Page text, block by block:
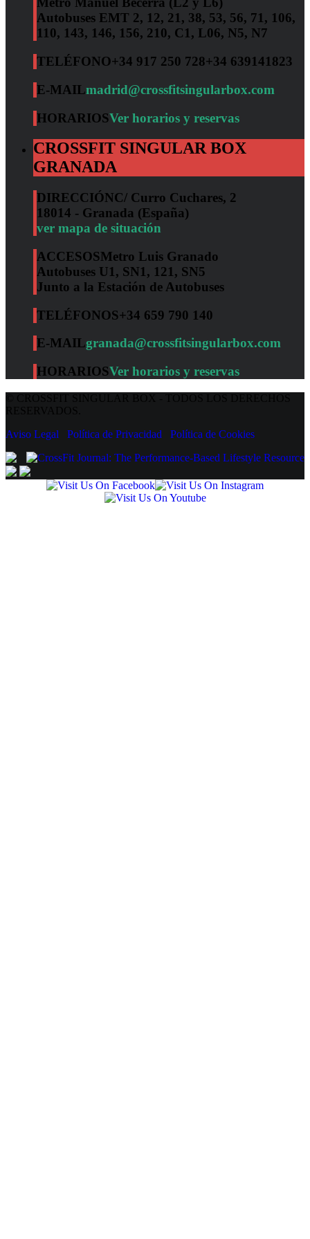
Autobuses EMT 2, 12, 21, 38, 53, 56, 71, 106,
110, 143, 146, 156, 210, C1, L06, N5, N7
TELÉFONO+34 917 250 728+34 639141823
E-MAILmadrid@crossfitsingularbox.com
HORARIOSVer horarios y reservas
CROSSFIT SINGULAR BOX
GRANADA
DIRECCIÓNC/ Curro Cuchares, 2
18014 - Granada (España)
ver mapa de situación
ACCESOSMetro Luis Granado
Autobuses U1, SN1, 121, SN5
Junto a la Estación de Autobuses
TELÉFONOS+34 659 790 140
E-MAILgranada@crossfitsingularbox.com
HORARIOSVer horarios y reservas
Aviso Legal
Política de Privacidad Política de Cookies